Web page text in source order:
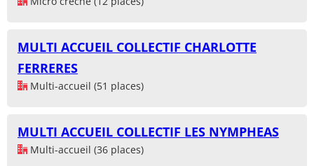
MULTI ACCUEIL COLLECTIF CHARLOTTE
FERRERES
Multi-accueil (51 places)
MULTI ACCUEIL COLLECTIF LES NYMPHEAS
Multi-accueil (36 places)